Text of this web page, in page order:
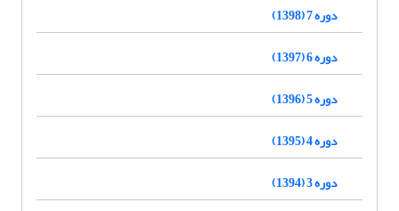
دوره 7 (1398)
دوره 6 (1397)
دوره 5 (1396)
دوره 4 (1395)
دوره 3 (1394)